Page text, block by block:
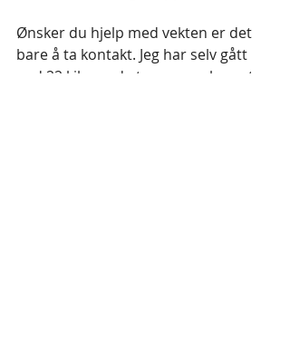
Ønsker du hjelp med vekten er det
bare å ta kontakt. Jeg har selv gått
ned 22 kilo med et program basert